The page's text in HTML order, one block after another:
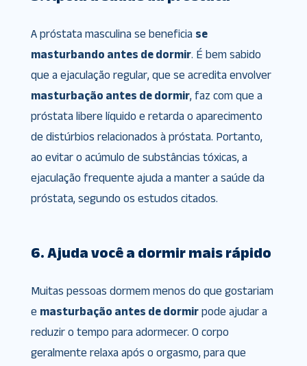
A próstata masculina se beneficia se
masturbando antes de dormir. É bem sabido
que a ejaculação regular, que se acredita envolver
masturbação antes de dormir, faz com que a
próstata libere líquido e retarda o aparecimento
de distúrbios relacionados à próstata. Portanto,
ao evitar o acúmulo de substâncias tóxicas, a
ejaculação frequente ajuda a manter a saúde da
próstata, segundo os estudos citados.
6. Ajuda você a dormir mais rápido
Muitas pessoas dormem menos do que gostariam
e masturbação antes de dormirpode ajudar a
reduzir o tempo para adormecer. O corpo
geralmente relaxa após o orgasmo, para que